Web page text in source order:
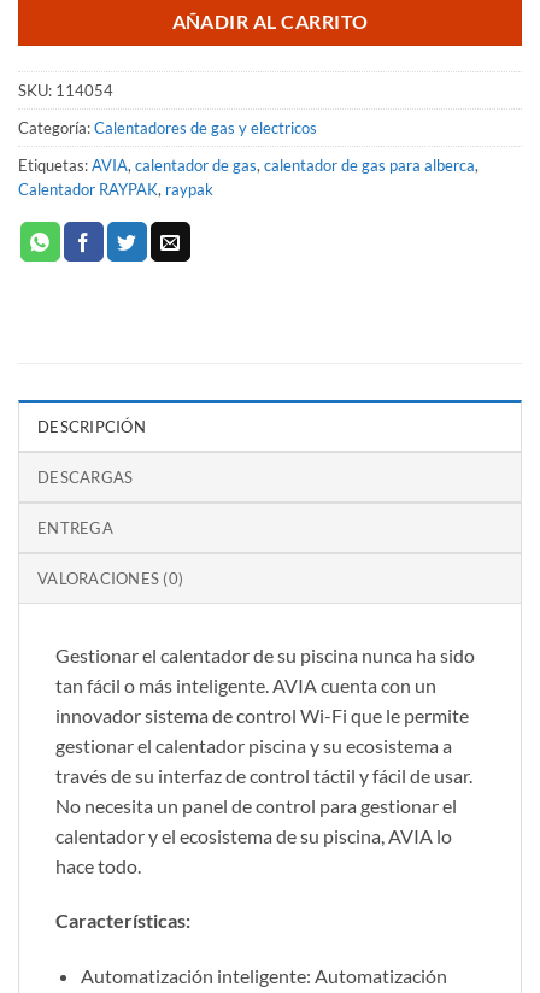
AÑADIR AL CARRITO
SKU: 114054
Categoría:Calentadores de gas y electricos
Etiquetas:AVIA, calentador de gas, calentador de gas para alberca,
Calentador RAYPAK, raypak
DESCRIPCIÓN
DESCARGAS
ENTREGA
VALORACIONES (0)
Gestionar el calentador de su piscina nunca ha sido
tan fácil o más inteligente. AVIA cuenta con un
innovador sistema de control Wi-Fi que le permite
gestionar el calentador piscina y su ecosistema a
través de su interfaz de control táctil y fácil de usar.
No necesita un panel de control para gestionar el
calentador y el ecosistema de su piscina, AVIA lo
hace todo.
Características:
Automatización inteligente: Automatización